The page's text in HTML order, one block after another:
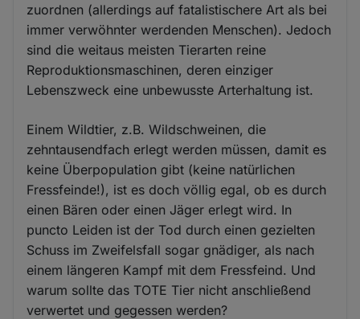
zuordnen (allerdings auf fatalistischere Art als bei
immer verwöhnter werdenden Menschen). Jedoch
sind die weitaus meisten Tierarten reine
Reproduktionsmaschinen, deren einziger
Lebenszweck eine unbewusste Arterhaltung ist.
Einem Wildtier, z.B. Wildschweinen, die
zehntausendfach erlegt werden müssen, damit es
keine Überpopulation gibt (keine natürlichen
Fressfeinde!), ist es doch völlig egal, ob es durch
einen Bären oder einen Jäger erlegt wird. In
puncto Leiden ist der Tod durch einen gezielten
Schuss im Zweifelsfall sogar gnädiger, als nach
einem längeren Kampf mit dem Fressfeind. Und
warum sollte das TOTE Tier nicht anschließend
verwertet und gegessen werden?